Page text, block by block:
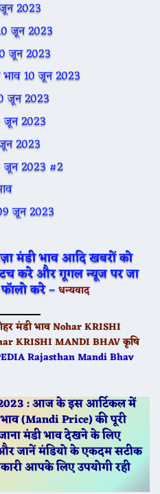
2023
जून 2023
जून 2023
10 जून 2023
जून 2023
2023
2023
जून 2023 #2
जून 2023
मंडी भाव आदि खबरों को
करे और गूगल न्यूज पर जा
करे – धन्यवाद
मंडी भाव Nohar KRISHI
KRISHI MANDI BHAV कृषि
Rajasthan Mandi Bhav
: आज के इस आर्टिकल में
(Mandi Price) की पूरी
मंडी भाव देखने के लिए
जानें मंडियो के एकदम सटीक
आपके लिए उपयोगी रही